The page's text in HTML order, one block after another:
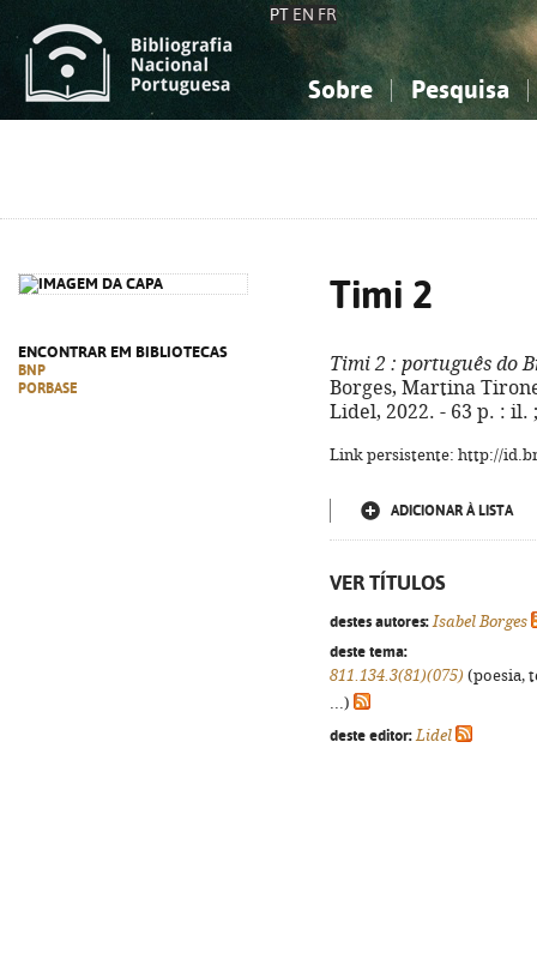
PT EN FR
Sobre Pesquisa
ENCONTRAR EM BIBLIOTECAS
BNP
PORBASE
Timi 2
Timi 2 : português do
Borges, Martina
Lidel, 2022. - 63 p. : il.
Link persistente: http://
ADICIONAR À LISTA
VER TÍTULOS
destes autores: Isabel Borges
deste tema:
811.134.3(81)(075) (poesia,
...)
deste editor: Lidel